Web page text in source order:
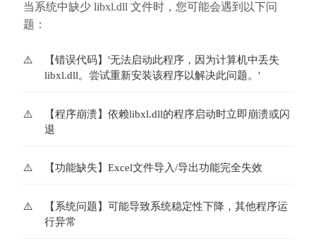
当系统中缺少 libxl.dll 文件时，您可能会遇到以下问
题：
【错误代码】'无法启动此程序，因为计算机中丢失
libxl.dll。尝试重新安装该程序以解决此问题。'
【程序崩溃】依赖libxl.dll的程序启动时立即崩溃或闪
退
【功能缺失】Excel文件导入/导出功能完全失效
【系统问题】可能导致系统稳定性下降，其他程序运
行异常